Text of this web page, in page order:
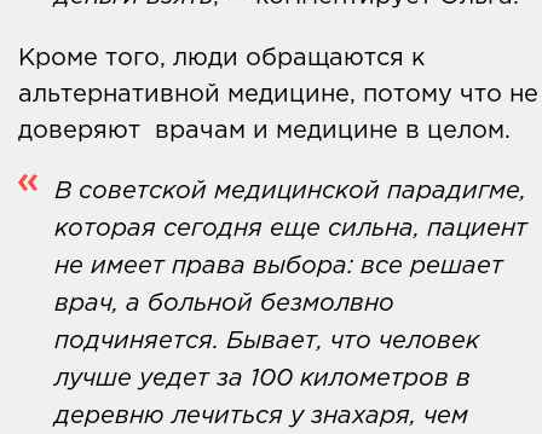
Кроме того, люди обращаются к
альтернативной медицине, потому что не
доверяют врачам и медицине в целом.
В советской медицинской парадигме,
которая сегодня еще сильна, пациент
не имеет права выбора: все решает
врач, а больной безмолвно
подчиняется. Бывает, что человек
лучше уедет за 100 километров в
деревню лечиться у знахаря, чем